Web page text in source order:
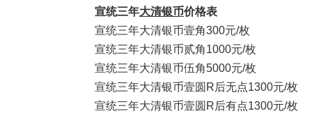
宣统三年大清银币价格表
宣统三年大清银币壹角300元/枚
宣统三年大清银币贰角1000元/枚
宣统三年大清银币伍角5000元/枚
宣统三年大清银币壹圆R后无点1300元/枚
宣统三年大清银币壹圆R后有点1300元/枚